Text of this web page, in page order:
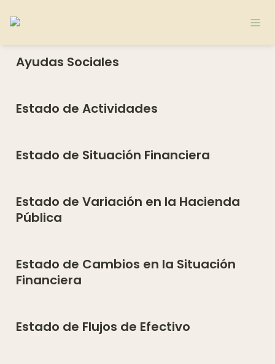
Ayudas Sociales
Estado de Actividades
Estado de Situación Financiera
Estado de Variación en la Hacienda
Pública
Estado de Cambios en la Situación
Financiera
Estado de Flujos de Efectivo